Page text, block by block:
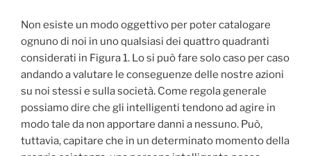
Non esiste un modo oggettivo per poter catalogare
ognuno di noi in uno qualsiasi dei quattro quadranti
considerati in Figura 1. Lo si può fare solo caso per caso
andando a valutare le conseguenze delle nostre azioni
su noi stessi e sulla società. Come regola generale
possiamo dire che gli intelligenti tendono ad agire in
modo tale da non apportare danni a nessuno. Può,
tuttavia, capitare che in un determinato momento della